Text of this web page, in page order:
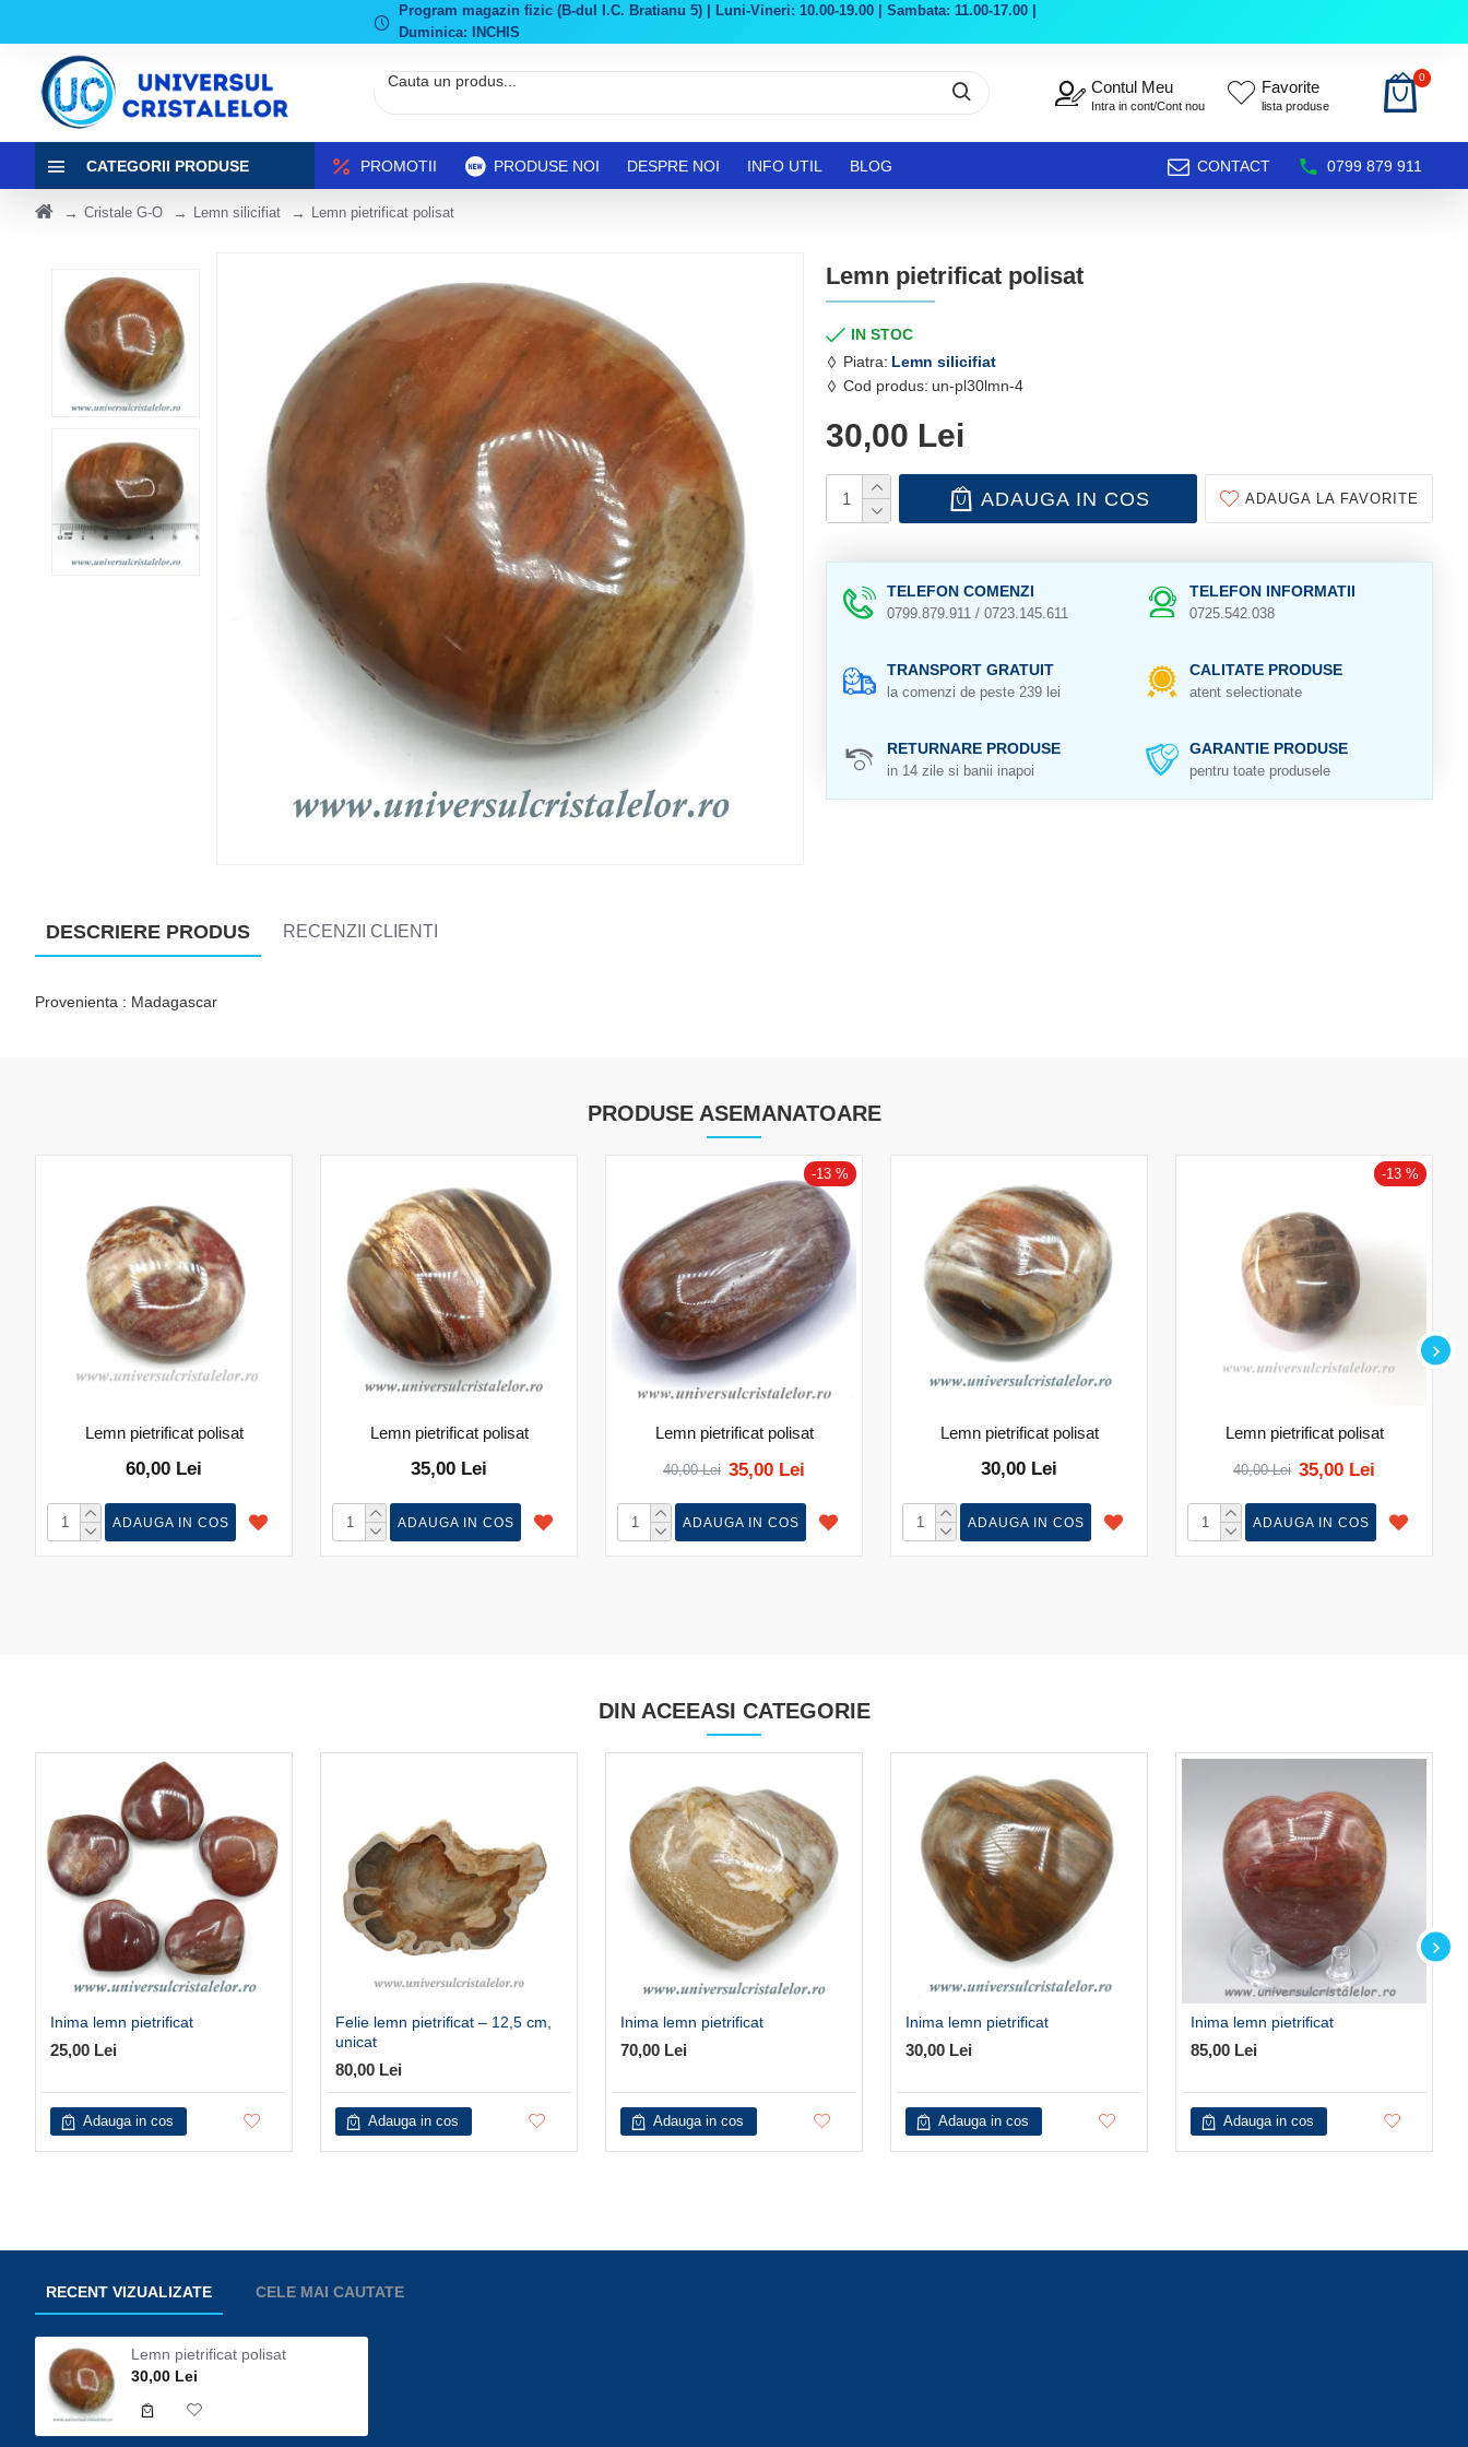
Program magazin fizic (B-dul I.C. Bratianu 5) | Luni-Vineri: 10.00-19.00 | Sambata: 11.00-17.00 |
Duminica: INCHIS
Contul Meu
Intra in cont/Cont nou
Favorite
lista produse
0
CATEGORII PRODUSE PROMOTII PRODUSE NOI DESPRE NOI INFO UTIL BLOG CONTACT 0799 879 911
Cristale G-O Lemn silicifiat Lemn pietrificat polisat
Lemn pietrificat polisat
IN STOC
Piatra: Lemn silicifiat
Cod produs: un-pl30lmn-4
30,00 Lei
ADAUGA IN COS ADAUGA LA FAVORITE
TELEFON COMENZI
0799.879.911 / 0723.145.611
TELEFON INFORMATII
0725.542.038
TRANSPORT GRATUIT
la comenzi de peste 239 lei
CALITATE PRODUSE
atent selectionate
RETURNARE PRODUSE
in 14 zile si banii inapoi
GARANTIE PRODUSE
pentru toate produsele
DESCRIERE PRODUS RECENZII CLIENTI
Provenienta : Madagascar
PRODUSE ASEMANATOARE
Lemn pietrificat polisat
60,00 Lei
ADAUGA IN COS
Lemn pietrificat polisat
35,00 Lei
ADAUGA IN COS
-13 %
Lemn pietrificat polisat
35,00 Lei
40,00 Lei
ADAUGA IN COS
Lemn pietrificat polisat
30,00 Lei
ADAUGA IN COS
-13 %
Lemn pietrificat polisat
35,00 Lei
40,00 Lei
ADAUGA IN COS
DIN ACEEASI CATEGORIE
Inima lemn pietrificat
25,00 Lei
Adauga in cos
Felie lemn pietrificat – 12,5 cm,
unicat
80,00 Lei
Adauga in cos
Inima lemn pietrificat
70,00 Lei
Adauga in cos
Inima lemn pietrificat
30,00 Lei
Adauga in cos
Inima lemn pietrificat
85,00 Lei
Adauga in cos
RECENT VIZUALIZATE CELE MAI CAUTATE
Lemn pietrificat polisat
30,00 Lei